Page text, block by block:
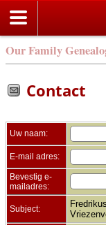
Our Family
Contact
Uw naam:
E-mail adres:
Bevestig e-
mailadres:
Subject: